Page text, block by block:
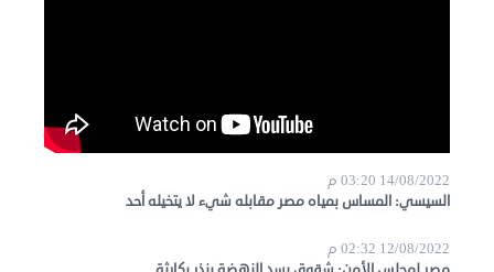
14/08/2022 03:20 م
السيسي: المساس بمياه مصر مقابله شيء لا يتخيله أحد
12/08/2022 02:32 م